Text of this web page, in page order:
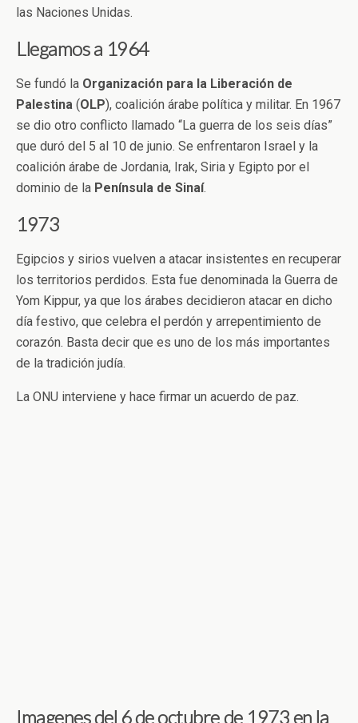
las Naciones Unidas.
Llegamos a 1964
Se fundó la Organización para la Liberación de
Palestina (OLP), coalición árabe política y militar. En 1967
se dio otro conflicto llamado “La guerra de los seis días”
que duró del 5 al 10 de junio. Se enfrentaron Israel y la
coalición árabe de Jordania, Irak, Siria y Egipto por el
dominio de la Península de Sinaí.
1973
Egipcios y sirios vuelven a atacar insistentes en recuperar
los territorios perdidos. Esta fue denominada la Guerra de
Yom Kippur, ya que los árabes decidieron atacar en dicho
día festivo, que celebra el perdón y arrepentimiento de
corazón. Basta decir que es uno de los más importantes
de la tradición judía.
La ONU interviene y hace firmar un acuerdo de paz.
Imagenes del 6 de octubre de 1973 en la